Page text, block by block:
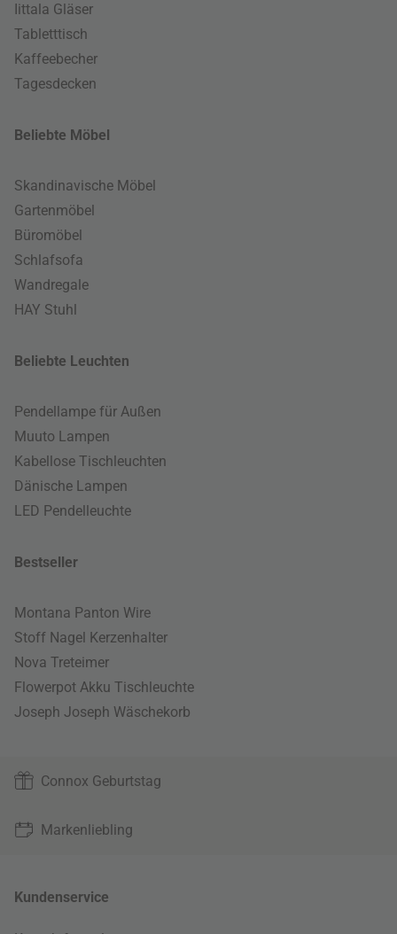
Iittala Gläser
Tabletttisch
Kaffeebecher
Tagesdecken
Beliebte Möbel
Skandinavische Möbel
Gartenmöbel
Büromöbel
Schlafsofa
Wandregale
HAY Stuhl
Beliebte Leuchten
Pendellampe für Außen
Muuto Lampen
Kabellose Tischleuchten
Dänische Lampen
LED Pendelleuchte
Bestseller
Montana Panton Wire
Stoff Nagel Kerzenhalter
Nova Treteimer
Flowerpot Akku Tischleuchte
Joseph Joseph Wäschekorb
Connox Geburtstag
Markenliebling
Kundenservice